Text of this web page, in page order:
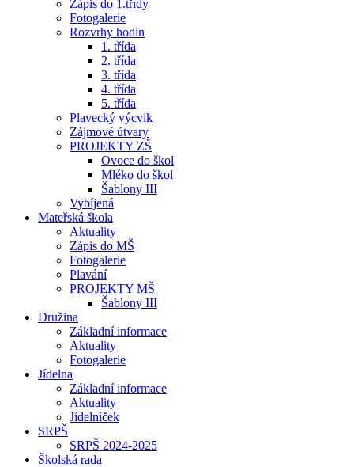
Zápis do 1.třídy
Fotogalerie
Rozvrhy hodin
1. třída
2. třída
3. třída
4. třída
5. třída
Plavecký výcvik
Zájmové útvary
PROJEKTY ZŠ
Ovoce do škol
Mléko do škol
Šablony III
Vybíjená
Mateřská škola
Aktuality
Zápis do MŠ
Fotogalerie
Plavání
PROJEKTY MŠ
Šablony III
Družina
Základní informace
Aktuality
Fotogalerie
Jídelna
Základní informace
Aktuality
Jídelníček
SRPŠ
SRPŠ 2024-2025
Školská rada